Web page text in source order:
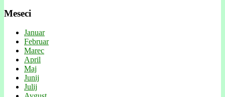
Meseci
Januar
Februar
Marec
April
Maj
Junij
Julij